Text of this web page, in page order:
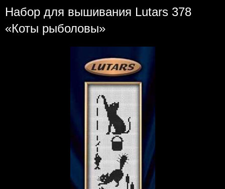
Набор для вышивания Lutars 378
«Коты рыболовы»